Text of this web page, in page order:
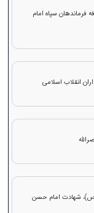
فرماندهان سپاه امام
انقلاب اسلامی
(ص)، شهادت امام حسن